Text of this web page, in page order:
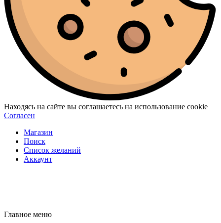
Находясь на сайте вы соглашаетесь на использование cookie
Согласен
Магазин
Поиск
Список желаний
Аккаунт
Главное меню